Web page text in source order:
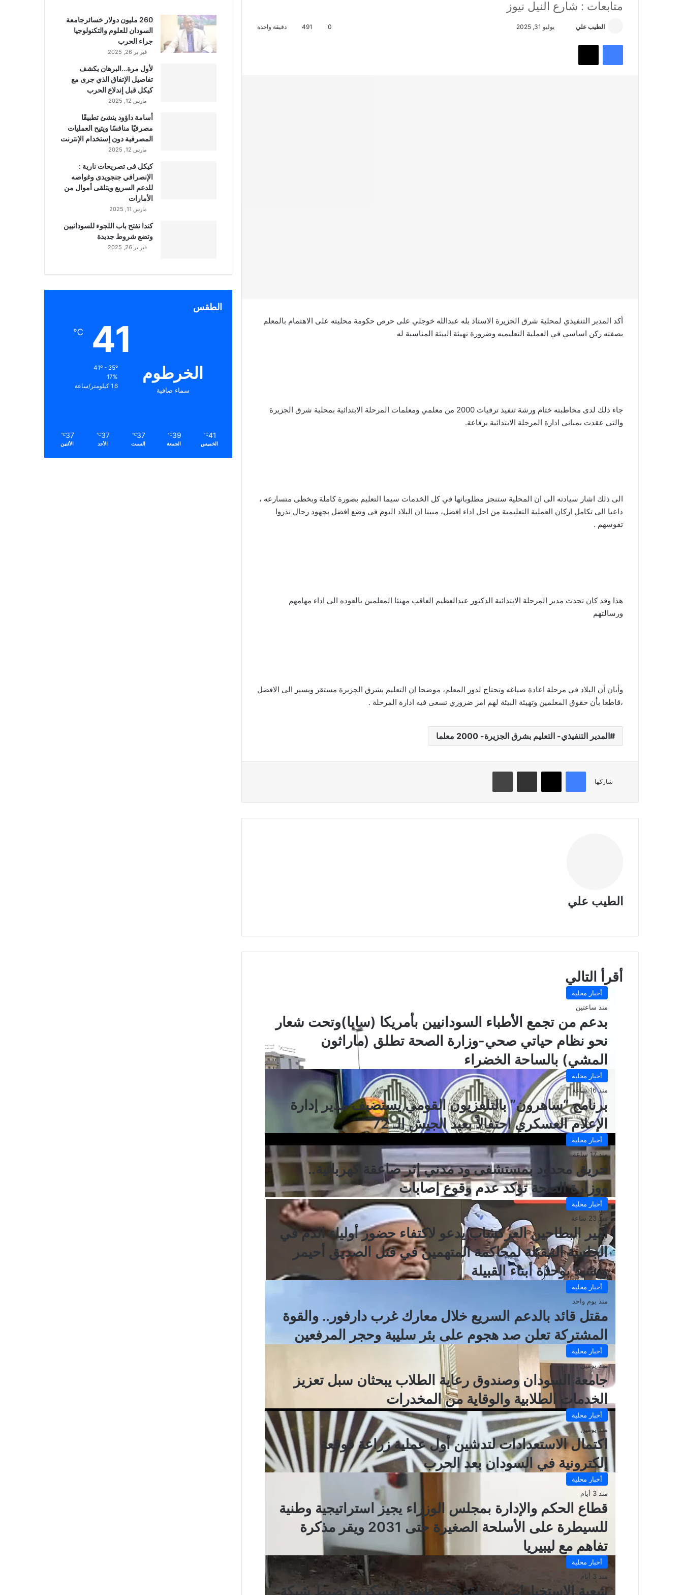
متابعات : شارع النيل نيوز
الطيب علي يوليو 31, 2025 0
491 دقيقة واحدة
فيسبوك تويتر
أكد المدير التنفيذي لمحلية شرق الجزيرة الاستاذ بله عبدالله خوجلي على حرص حكومة محليته على الاهتمام بالمعلم
بصفته ركن اساسي في العملية التعليميه وضرورة تهيئة البيئة المناسبة له
جاء ذلك لدى مخاطبته ختام ورشة تنفيذ ترقيات 2000 من معلمي ومعلمات المرحلة الابتدائية بمحلية شرق الجزيرة
والتي عقدت بمباني ادارة المرحلة الابتدائية برفاعة.
الى ذلك اشار سيادته الى ان المحلية ستنجز مطلوباتها في كل الخدمات سيما التعليم بصورة كاملة وبخطى متسارعه ،
داعيا الى تكامل اركان العملية التعليمية من اجل اداء افضل، مبينا ان البلاد اليوم في وضع افضل بجهود رجال نذروا
تفوسهم .
هذا وقد كان تحدث مدير المرحلة الابتدائية الدكتور عبدالعظيم العاقب مهنئا المعلمين بالعوده الى اداء مهامهم
ورسالتهم
وأبان أن البلاد في مرحلة اعادة صياغه وتحتاج لدور المعلم، موضحا ان التعليم بشرق الجزيرة مستقر ويسير الى الافضل
،قاطعا بأن حقوق المعلمين وتهيئة البيئة لهم امر ضروري تسعى فيه ادارة المرحلة .
المدير التنفيذي- التعليم بشرق الجزيرة- 2000 معلما
شاركها
فيسبوك تويتر مشاركة عبر البريد طباعة
الطيب علي
أقرأ التالي
أخبار محلية
منذ ساعتين
بدعم من تجمع الأطباء السودانيين بأمريكا (سابا)وتحت شعار
نحو نظام حياتي صحي-وزارة الصحة تطلق (ماراثون
المشي) بالساحة الخضراء
أخبار محلية
منذ 16 ساعة
برنامج “ساهرون” بالتلفزيون القومي يستضيف مدير إدارة
الإعلام العسكري احتفالاً بعيد الجيش الـ 72
أخبار محلية
منذ 17 ساعة
حريق محدود بمستشفى ود مدني إثر صاعقة كهربائية..
ووزارة الصحة تؤكد عدم وقوع إصابات
أخبار محلية
منذ 23 ساعة
أمير البطاحين العركشاب يدعو لاكتفاء حضور أولياء الدم في
الجلسة المقبلة لمحاكمة المتهمين في قتل الصديق أحيمر
ويشيد بوحدة أبناء القبيلة
أخبار محلية
منذ يوم واحد
مقتل قائد بالدعم السريع خلال معارك غرب دارفور.. والقوة
المشتركة تعلن صد هجوم على بئر سليبة وحجر المرفعين
أخبار محلية
منذ يومين
جامعة السودان وصندوق رعاية الطلاب يبحثان سبل تعزيز
الخدمات الطلابية والوقاية من المخدرات
أخبار محلية
منذ يومين
اكتمال الاستعدادات لتدشين أول عملية زراعة قوقعة
إلكترونية في السودان بعد الحرب
أخبار محلية
منذ 3 أيام
قطاع الحكم والإدارة بمجلس الوزراء يجيز استراتيجية وطنية
للسيطرة على الأسلحة الصغيرة حتى 2031 ويقر مذكرة
تفاهم مع ليبيريا
أخبار محلية
منذ 3 أيام
شعبة الاستخبارات بمنطقة الخرطوم العسكرية تضبط شبكة
260 مليون دولار خسائرجامعة
السودان للعلوم والتكنولوجيا
جراء الحرب
فبراير 26, 2025
لأول مرة…البرهان يكشف
تفاصيل الإتفاق الذي جرى مع
كيكل قبل إندلاع الحرب
مارس 12, 2025
أسامة داؤود ينشئ تطبيقًا
مصرفيًا منافسًا ويتيح العمليات
المصرفية دون إستخدام الإنترنت
مارس 12, 2025
كيكل فى تصريحات نارية :
الإنصرافي جنجويدى وغواصه
للدعم السريع ويتلقى أموال من
الأمارات
مارس 11, 2025
كندا تفتح باب اللجوء للسودانيين
وتضع شروط جديدة
فبراير 26, 2025
الطقس
الخرطوم
سماء صافية
41
℃
17%
1.6 كيلومتر/ساعة
41
℃
الخميس
39
℃
الجمعة
37
℃
السبت
37
℃
الأحد
37
℃
الأثنين